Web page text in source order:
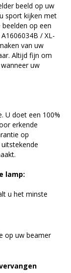
beeld op uw
sport kijken met
op een
/ XL-
van uw
Altijd fijn om
uw
U doet een 100%
erkende
op
lamp:
u het minste
op uw beamer